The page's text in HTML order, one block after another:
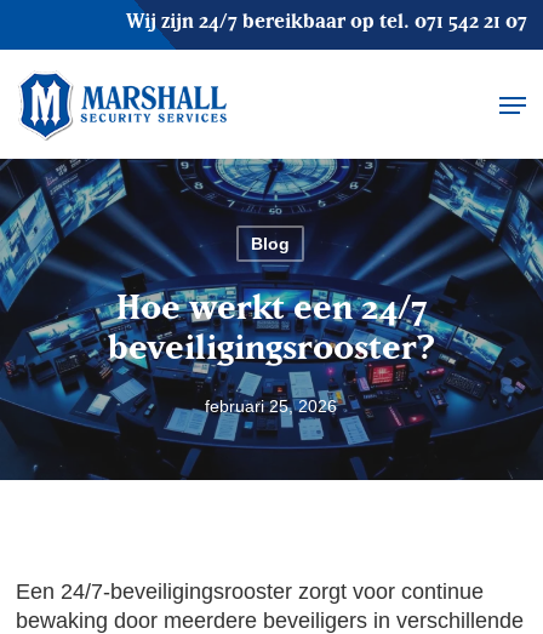
main
content
Wij zijn 24/7 bereikbaar op tel. 071 542 21 07
Blog
Hoe werkt een 24/7
beveiligingsrooster?
februari 25, 2026
Een 24/7-beveiligingsrooster zorgt voor continue
bewaking door meerdere beveiligers in verschillende